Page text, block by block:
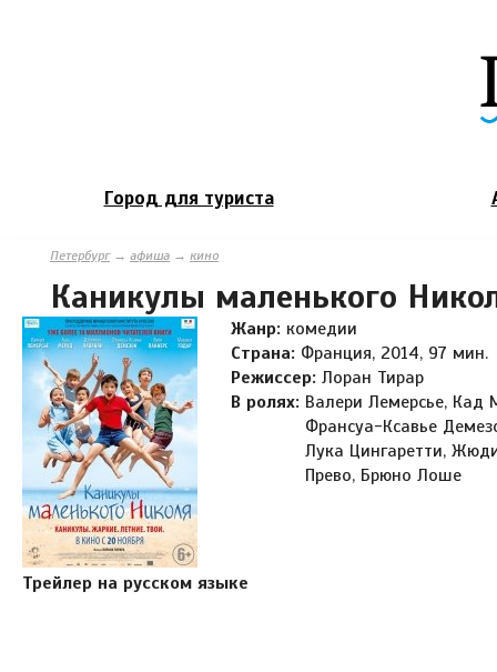
Город для туриста
Петербург→ афиша → кино
Каникулы маленького
Жанр: комедии
Страна: Франция, 2014, 97 мин.
Режиссер: Лоран Тирар
В ролях: Валери Лемерсье,
Франсуа-Ксавье
Лука Цингаретти,
Прево, Брюно Лоше
Трейлер на русском языке